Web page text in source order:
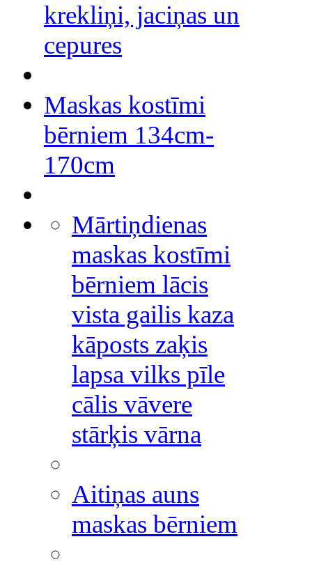
krekliņi, jaciņas un
cepures
Maskas kostīmi
bērniem 134cm-
170cm
Mārtiņdienas
maskas kostīmi
bērniem lācis
vista gailis kaza
kāposts zaķis
lapsa vilks pīle
cālis vāvere
stārķis vārna
Aitiņas auns
maskas bērniem